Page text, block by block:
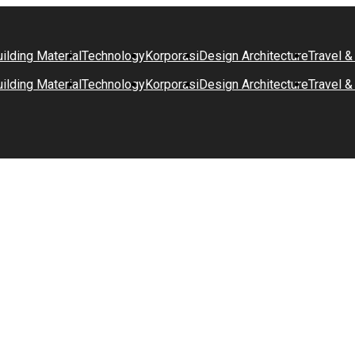
MaterialTechnologyKorporasiDesign ArchitectureTravel
MaterialTechnologyKorporasiDesign ArchitectureTravel